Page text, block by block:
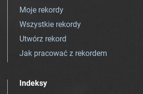
Moje rekordy
Wszystkie rekordy
Utwórz rekord
Jak pracować z rekordem
Indeksy